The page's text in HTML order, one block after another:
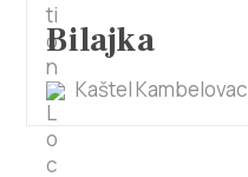
Bilajka
Kaštel Kambelovac